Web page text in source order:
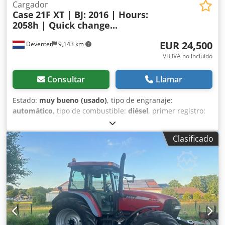
Deventer 9,143 km
Cargador
Case 21F XT | BJ: 2016 | Hours:
2058h | Quick change...
EUR 24,500
VB IVA no incluído
Consultar Llamar
Estado: muy bueno (usado), tipo de engranaje:
automático, tipo de combustible: diésel, primer registro:
, Año de fabricación:2016
funcionamiento:2,058 h, Equipamiento:cabina, =
Opciones y accesorios adicionales = Csdpfozp N Umex
Alrorf - Cabina cerrada - Radio/reproductor de CD = Notas
= Pala cargadora CASE 21F XT, fabricada en 2016, con solo
2.058 horas de funcionamiento. Esta pala cargadora
compacta y potente es de origen alemán y se encuentra en
excelentes condiciones, bien mantenida. La máquina está
lista para su uso inmediato y es ideal para trabajos de
excavación, agricultura, reciclaje, trabajos de
Clasificado